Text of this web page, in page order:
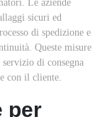
sicuri ed
di spedizione e
Queste misure
di consegna
con il cliente.
per